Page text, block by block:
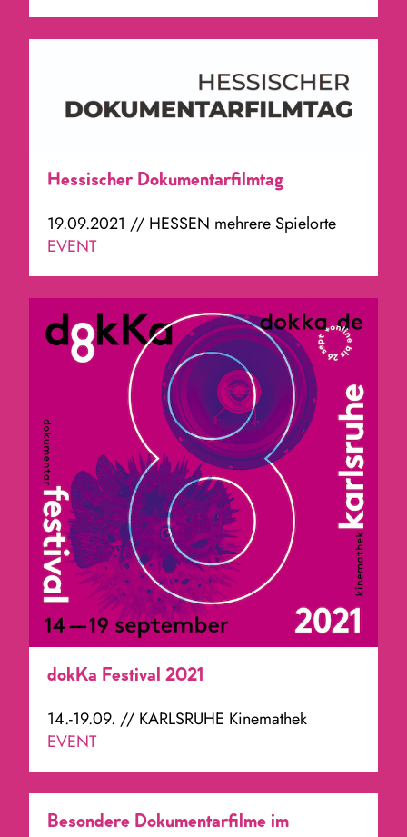
Hessischer Dokumentarfilmtag
19.09.2021 // HESSEN mehrere Spielorte
EVENT
dokKa Festival 2021
14.-19.09. // KARLSRUHE Kinemathek
EVENT
Besondere Dokumentarfilme im